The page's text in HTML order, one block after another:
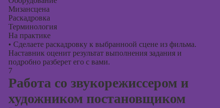
Мизансцена
Раскадровка
Терминология
На практике
• Сделаете раскадровку к выбранноой сцене из фильма.
Наставник оценит результат выполнения задания и
подробно разберет его с вами.
7
Работа со звукорежиссером и
художником постановщиком